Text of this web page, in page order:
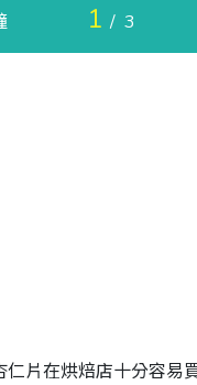
1 / 3
片在烘焙店十分容易